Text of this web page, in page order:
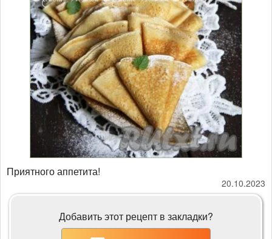
Приятного аппетита!
20.10.2023
Добавить этот рецепт в закладки?